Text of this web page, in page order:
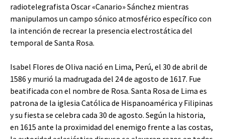
radiotelegrafista Oscar «Canario» Sánchez mientras
manipulamos un campo sónico atmosférico específico con
la intención de recrear la presencia electrostática del
temporal de Santa Rosa.
Isabel Flores de Oliva nació en Lima, Perú, el 30 de abril de
1586 y murió la madrugada del 24 de agosto de 1617. Fue
beatificada con el nombre de Rosa. Santa Rosa de Lima es
patrona de la iglesia Católica de Hispanoamérica y Filipinas
y su fiesta se celebra cada 30 de agosto. Según la historia,
en 1615 ante la proximidad del enemigo frente a las costas,